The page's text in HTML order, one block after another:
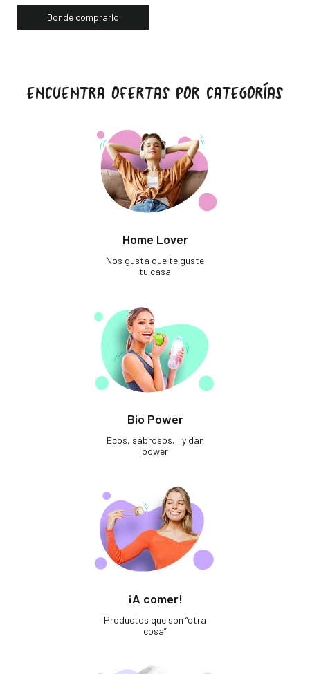
Donde comprarlo
ENCUENTRA OFERTAS POR CATEGORÍAS
Home Lover
Nos gusta que te guste
tu casa
Bio Power
Ecos, sabrosos… y dan
power
¡A comer!
Productos que son “otra
cosa”